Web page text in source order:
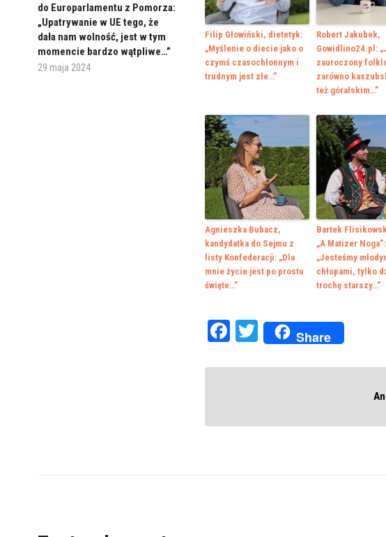
do Europarlamentu z Pomorza:
„Upatrywanie w UE tego, że
dała nam wolność, jest w tym
momencie bardzo wątpliwe…”
29 maja 2024
Filip Głowiński, dietetyk:
„Myślenie o diecie jako o
czymś czasochłonnym i
trudnym jest złe…”
Robert Jakubek,
Gowidlino24.pl:
zauroczony
zarówno
też góralskim…”
Agnieszka Bubacz,
kandydatka do Sejmu z
listy Konfederacji: „Dla
mnie życie jest po prostu
święte…”
Bartek
„A Matizer Noga”:
„Jesteśmy
chłopami, tylko
trochę starszy…”
Facebook
Twitter
Share